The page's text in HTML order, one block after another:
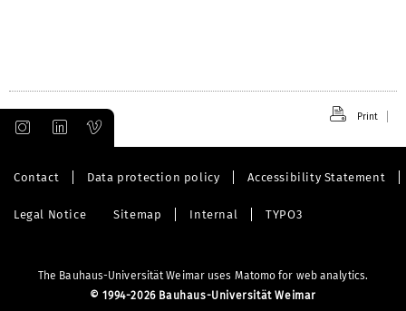
Print
Contact Data protection policy Accessibility Statement
Legal Notice Sitemap Internal TYPO3
The Bauhaus-Universität Weimar uses Matomo for web analytics.
© 1994-2026 Bauhaus-Universität Weimar